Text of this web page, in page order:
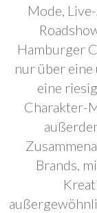
Mode,
Hamburger
nur über eine
eine
Charakter-
Brands,